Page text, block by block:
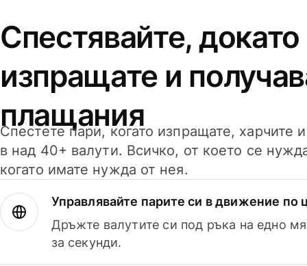
Спестявайте,
изпращате и
плащания
Спестете пари, когато изпращате, харчите
в над 40+ валути. Всичко, от което се
когато имате нужда от нея.
Управлявайте парите си в движение по
Дръжте валутите си под ръка на едно
за секунди.